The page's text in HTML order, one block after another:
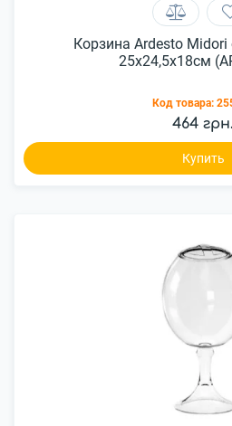
Корзина Ardesto Midori
25x24,5x18см
Код товара:
464 грн.
Купить